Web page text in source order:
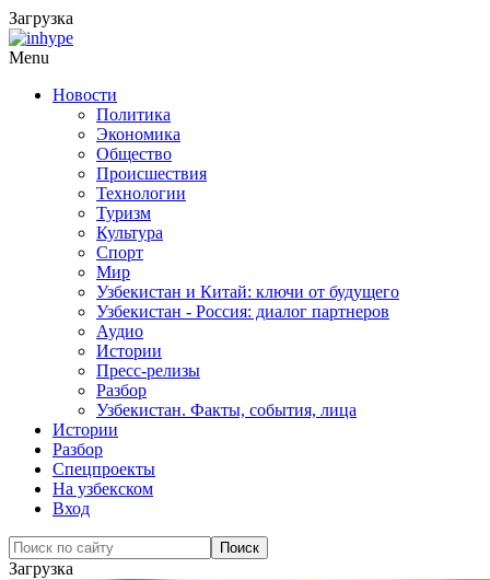
Загрузка
Menu
Новости
Политика
Экономика
Общество
Происшествия
Технологии
Туризм
Культура
Спорт
Мир
Узбекистан и Китай: ключи от будущего
Узбекистан - Россия: диалог партнеров
Аудио
Истории
Пресс-релизы
Разбор
Узбекистан. Факты, события, лица
Истории
Разбор
Спецпроекты
На узбекском
Вход
Загрузка